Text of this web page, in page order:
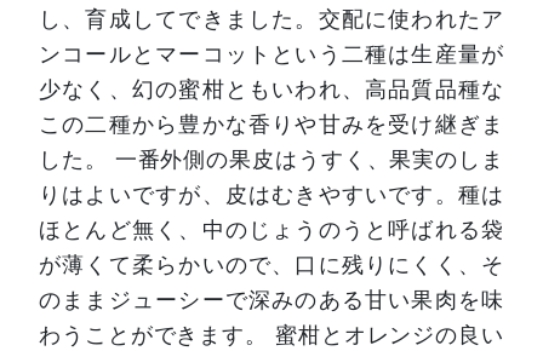
し、育成してできました。交配に使われたア
ンコールとマーコットという二種は生産量が
少なく、幻の蜜柑ともいわれ、高品質品種な
この二種から豊かな香りや甘みを受け継ぎま
した。
一番外側の果皮はうすく、果実のしま
りはよいですが、皮はむきやすいです。種は
ほとんど無く、中のじょうのうと呼ばれる袋
が薄くて柔らかいので、口に残りにくく、そ
のままジューシーで深みのある甘い果肉を味
わうことができます。
蜜柑とオレンジの良い